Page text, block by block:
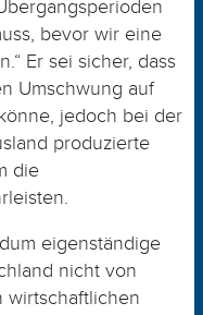
bevor wir eine
Er sei sicher, dass
Umschwung auf
jedoch bei der
produzierte
die
eigenständige
nicht von
wirtschaftlichen